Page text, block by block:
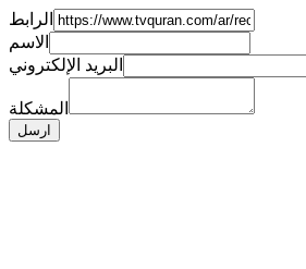
الرابط
الاسم
البريد الإلكتروني
المشكلة
ارسل